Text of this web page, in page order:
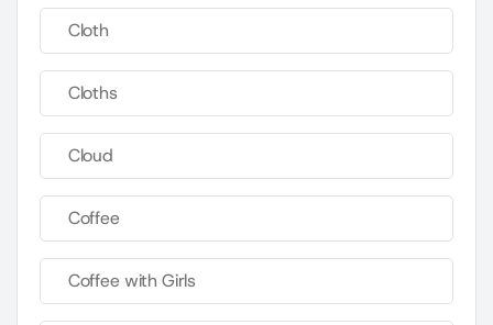
Cloth
Cloths
Cloud
Coffee
Coffee with Girls